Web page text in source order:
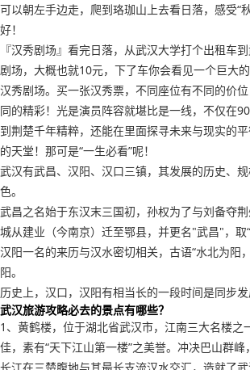
可以朝左手边走，爬到珞珈山上去看日落，感受“
好！
『汉秀剧场』看完日落，从武汉大学打个出租车
剧场，大概也就10元，下了车你会看见一个巨大
汉秀剧场。买一张汉秀票，不同座位有不同的价
同的精彩！光是演员阵容就堪比是一线，不仅在
到荆楚千年精粹，还能在里面探寻未来与现实的
的天堂！那可是“一生必看”呢！
武汉有武昌、汉阳、汉口三镇，其发展的历史、
色。
武昌之名始于东汉末三国初，孙权为了与刘备夺
城从建业（今南京）迁至鄂县，并更名"武昌"，取“
汉阳一名的来历与汉水密切相关，古语“水北为阳
阳。
历史上，汉口，汉阳有相当长的一段时间是同步发
武汉旅游攻略必去的景点有哪些？
1、黄鹤楼，位于湖北省武汉市，江南三大名楼之
佳，素有“天下江山第一楼”之美誉。冲决巴山群